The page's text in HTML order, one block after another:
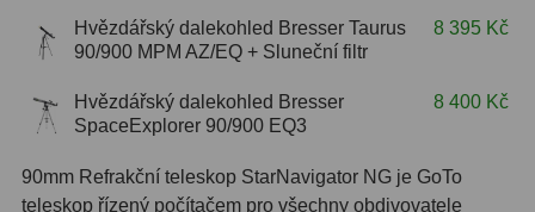
Hβ
Planetární2
Barevné66
Hvězdářský dalekohled Bresser Taurus
90/900 MPM AZ/EQ + Sluneční filtr
8 395 Kč
Hvězdářský dalekohled Bresser
SpaceExplorer 90/900 EQ3
8 400 Kč
90mm Refrakční teleskop StarNavigator NG je GoTo
teleskop řízený počítačem pro všechny obdivovatele